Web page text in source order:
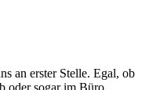
an erster Stelle. Egal, ob
oder sogar im Büro.